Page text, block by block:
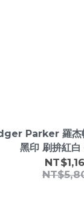
Parker 羅
黑印 刷拚紅白